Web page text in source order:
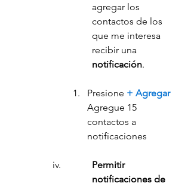
agregar los
contactos de los
que me interesa
recibir una
notificación.
Presione + Agregar
Agregue 15
contactos a
notificaciones
Permitir
notificaciones de